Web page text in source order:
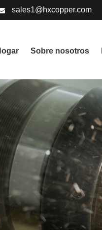
sales1@hxcopper.com
Sobre nosotros